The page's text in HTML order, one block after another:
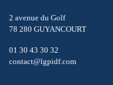
2 avenue du Golf
78 280 GUYANCOURT
01 30 43 30 32
contact@lgpidf.com